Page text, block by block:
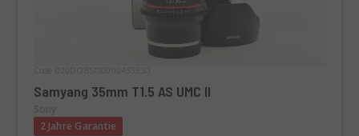
Samyang 35mm T1.5 AS UMC II
2 Jahre Garantie